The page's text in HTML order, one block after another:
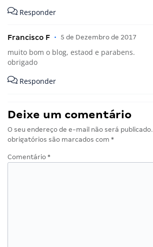
Responder
Francisco F • 5 de Dezembro de 2017
muito bom o blog, estaod e parabens.
obrigado
Responder
Deixe um comentário
O seu endereço de e-mail não será publicado.
obrigatórios são marcados com *
Comentário *